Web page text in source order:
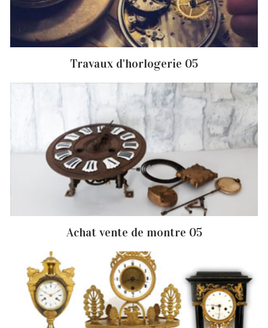
Travaux d'horlogerie 05
Achat vente de montre 05